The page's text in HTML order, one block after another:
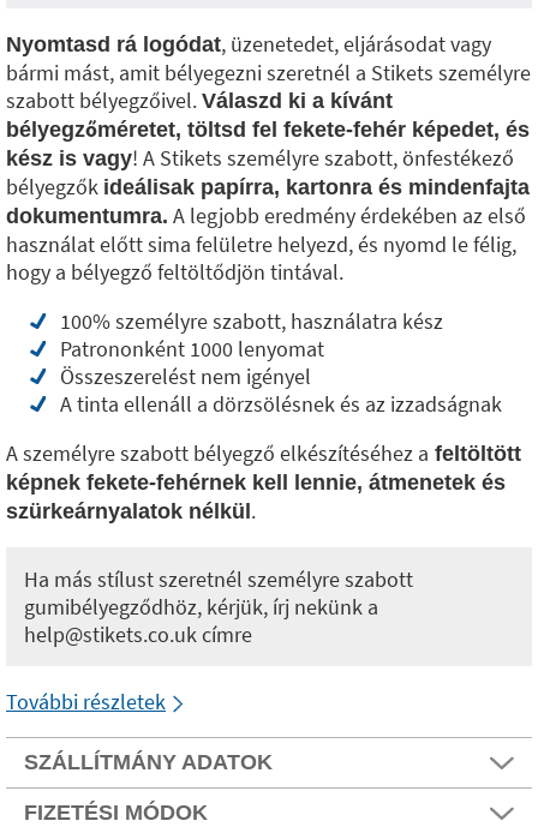
Nyomtasd rá logódat, üzenetedet, eljárásodat vagy
bármi mást, amit bélyegezni szeretnél a Stikets személyre
szabott bélyegzőivel. Válaszd ki a kívánt
bélyegzőméretet, töltsd fel fekete‑fehér képedet, és
kész is vagy! A Stikets személyre szabott, önfestékező
bélyegzők ideálisak papírra, kartonra és mindenfajta
dokumentumra. A legjobb eredmény érdekében az első
használat előtt sima felületre helyezd, és nyomd le félig,
hogy a bélyegző feltöltődjön tintával.
100% személyre szabott, használatra kész
Patrononként 1000 lenyomat
Összeszerelést nem igényel
A tinta ellenáll a dörzsölésnek és az izzadságnak
A személyre szabott bélyegző elkészítéséhez a feltöltött
képnek fekete‑fehérnek kell lennie, átmenetek és
szürkeárnyalatok nélkül .
Ha más stílust szeretnél személyre szabott
gumibélyegződhöz, kérjük, írj nekünk a
help@stikets.co.uk címre
További részletek
SZÁLLÍTMÁNY ADATOK
FIZETÉSI MÓDOK